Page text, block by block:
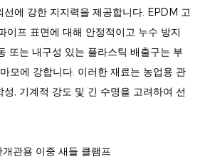
선에 강한 지지력을 제공합니다. EPDM 고
이프 표면에 대해 안정적이고 누수 방지
또는 내구성 있는 플라스틱 배출구는 부
모에 강합니다. 이러한 재료는 농업용 관
, 기계적 강도 및 긴 수명을 고려하여 선
관용 이중 새들 클램프